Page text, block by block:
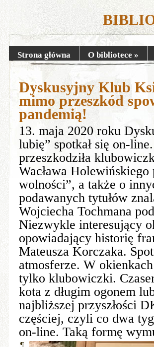
Strona główna O bibliotece »
Dyskusyjny Klub
mimo przeszkód
pandemią!
13. maja 2020 roku
lubię” spotkał się
przeszkodziła
Wacława
wolności”, a także o
podawanych tytułów
Wojciecha Tochmana
Niezwykle interesujący
opowiadający historię
Mateusza Korczaka.
atmosferze. W
tylko klubowiczki.
kota z długim ogonem
najbliższej przyszłości
częściej, czyli co dwa
on-line. Taką formę